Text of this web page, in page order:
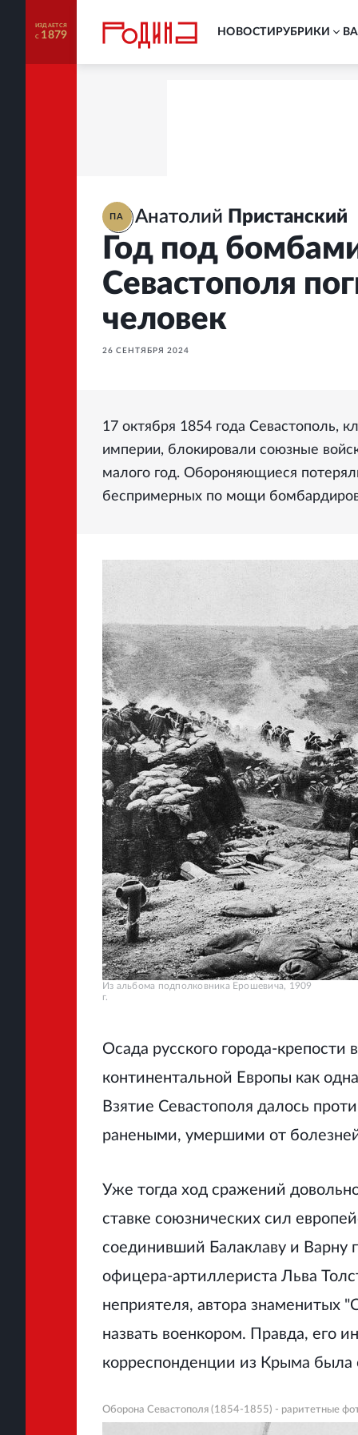
ИЗДАЕТСЯ
С 1879 НОВОСТИ РУБРИКИ
ПА Анатолий Пристанский
Год под
Севастополя
человек
26 СЕНТЯБРЯ 2024
17 октября 1854 года Севастополь,
империи, блокировали союзные
малого год. Обороняющиеся
беспримерных по мощи
Из альбома подполковника Ерошевича, 1909
г.
Осада русского города-
континентальной Европы как
Взятие Севастополя далось
ранеными, умершими от
Уже тогда ход сражений
ставке союзнических сил
соединивший Балаклаву и Варну
офицера-артиллериста Льва
неприятеля, автора знаменитых
назвать военкором. Правда, его
корреспонденции из Крыма была
Оборона Севастополя (1854-1855) - раритетные